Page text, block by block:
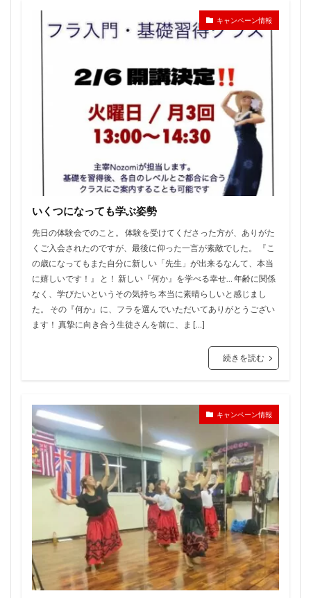
キャンペーン情報
いくつになっても学ぶ姿勢
先日の体験会でのこと。 体験を受けてくださった方が、ありがた
くご入会されたのですが、最後に仰った一言が素敵でした。 『こ
の歳になってもまた自分に新しい「先生」が出来るなんて、本当
に嬉しいです！』 と！ 新しい『何か』を学べる幸せ… 年齢に関係
なく、学びたいというその気持ち 本当に素晴らしいと感じまし
た。 その『何か』に、フラを選んでいただいてありがとうござい
ます！ 真摯に向き合う生徒さんを前に、ま […]
続きを読む
キャンペーン情報